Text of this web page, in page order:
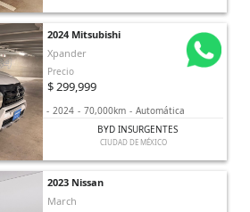
2024 Mitsubishi
Xpander
Precio
$ 299,999
- 2024 - 70,000km - Automática
BYD INSURGENTES
CIUDAD DE MÉXICO
2023 Nissan
March